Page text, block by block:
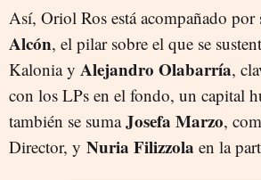
Así, Oriol Ros está acompañado por
Alcón, el pilar sobre el que se
Kalonia y Alejandro Olabarría,
con los LPs en el fondo, un capital
también se sumaJosefa Marzo,
Director, y Nuria Filizzola en la